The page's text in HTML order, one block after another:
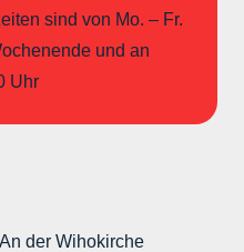
sind von Mo. – Fr.
und an
Uhr
der Wihokirche